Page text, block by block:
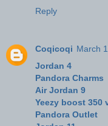
Reply
Coqicoqi March
Jordan 4
Pandora Charms
Air Jordan 9
Yeezy boost 350
Pandora Outlet